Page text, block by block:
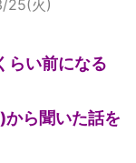
25(火)
らい前になる
ら聞いた話を